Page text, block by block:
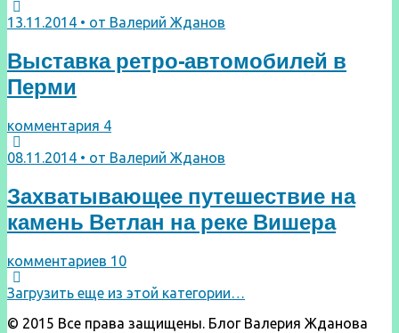
13.11.2014 • от Валерий Жданов
Выставка ретро-автомобилей в
Перми
комментария 4
08.11.2014 • от Валерий Жданов
Захватывающее путешествие на
камень Ветлан на реке Вишера
комментариев 10
Загрузить еще из этой категории…
© 2015 Все права защищены. Блог Валерия Жданова